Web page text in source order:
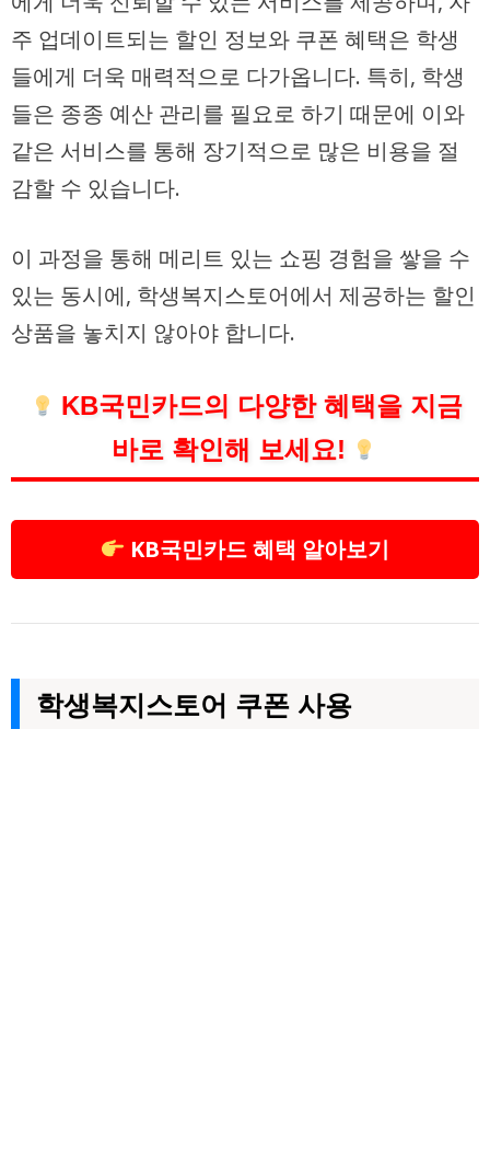
주 업데이트되는 할인 정보와 쿠폰 혜택은 학생
들에게 더욱 매력적으로 다가옵니다. 특히, 학생
들은 종종 예산 관리를 필요로 하기 때문에 이와
같은 서비스를 통해 장기적으로 많은 비용을 절
감할 수 있습니다.
이 과정을 통해 메리트 있는 쇼핑 경험을 쌓을 수
있는 동시에, 학생복지스토어에서 제공하는 할인
상품을 놓치지 않아야 합니다.
KB국민카드의 다양한 혜택을 지금
바로 확인해 보세요!
KB국민카드 혜택 알아보기
학생복지스토어 쿠폰 사용